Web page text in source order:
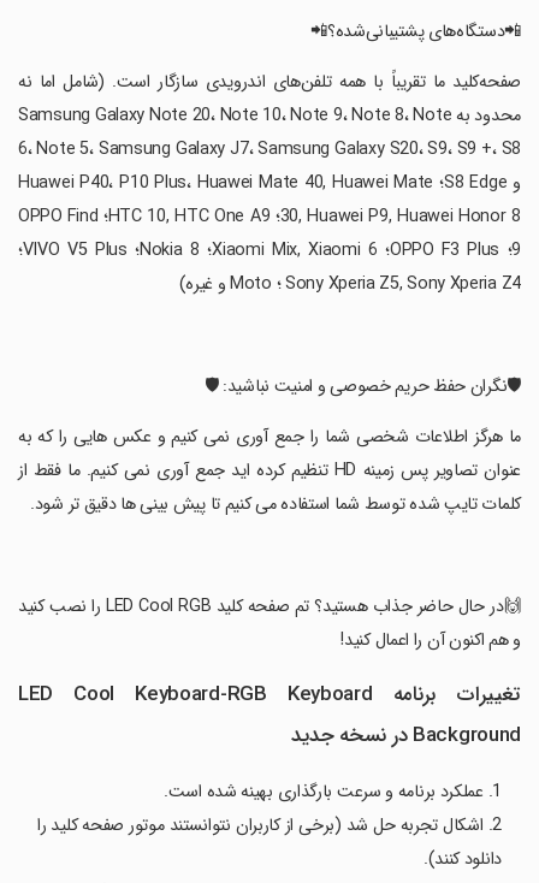
‏📲دستگاه‌های پشتیبانی‌شده؟📲
‏صفحه‌کلید ما تقریباً با همه تلفن‌های اندرویدی سازگار است. (شامل اما نه
محدود به Samsung Galaxy Note 20، Note 10، Note 9، Note 8، Note
6، Note 5، Samsung Galaxy J7، Samsung Galaxy S20، S9، S9 +، S8
و S8 Edge؛ Huawei P40، P10 Plus، Huawei Mate 40, Huawei Mate
30, Huawei P9, Huawei Honor 8؛ HTC 10, HTC One A9؛ OPPO Find
9؛ OPPO F3 Plus؛ Xiaomi Mix, Xiaomi 6؛ Nokia 8؛ VIVO V5 Plus؛
Sony Xperia Z5, Sony Xperia Z4 ؛ Moto و غیره)
‏🛡نگران حفظ حریم خصوصی و امنیت نباشید: 🛡
‏ما هرگز اطلاعات شخصی شما را جمع آوری نمی کنیم و عکس هایی را که به
عنوان تصاویر پس زمینه HD تنظیم کرده اید جمع آوری نمی کنیم. ما فقط از
کلمات تایپ شده توسط شما استفاده می کنیم تا پیش بینی ها دقیق تر شود.
‏🙌در حال حاضر جذاب هستید؟ تم صفحه کلید LED Cool RGB را نصب کنید
و هم اکنون آن را اعمال کنید!
تغییرات برنامه LED Cool Keyboard-RGB Keyboard
Background در نسخه جدید
1. عملکرد برنامه و سرعت بارگذاری بهینه شده است.
2. اشکال تجربه حل شد (برخی از کاربران نتوانستند موتور صفحه کلید را
دانلود کنند).